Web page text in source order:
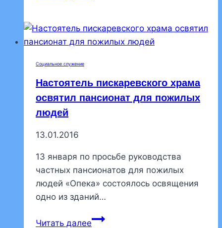
дом
малютки
Социальное служение
Настоятель пискаревского храма
освятил пансионат для пожилых
людей
13.01.2016
13 января по просьбе руководства
частных пансионатов для пожилых
людей «Опека» состоялось освящения
одно из зданий…
Читать далееНастоятель